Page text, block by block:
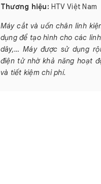
Thương hiệu: HTV Việt Nam
Máy cắt và uốn chân linh
dụng để tạo hình cho các
dây,… Máy được sử dụng
điện tử nhờ khả năng hoạt
và tiết kiệm chi phí.